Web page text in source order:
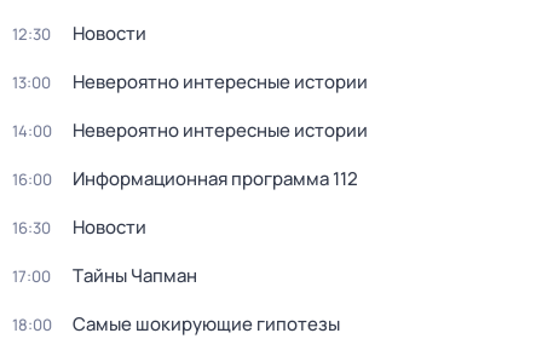
12:30 Новости
13:00 Невероятно интересные истории
14:00 Невероятно интересные истории
16:00 Информационная программа 112
16:30 Новости
17:00 Тaйны Чапман
18:00 Самые шoкиpующие гипотезы